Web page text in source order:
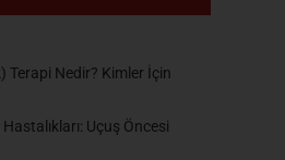
Nedir? Kimler İçin
Uçuş Öncesi